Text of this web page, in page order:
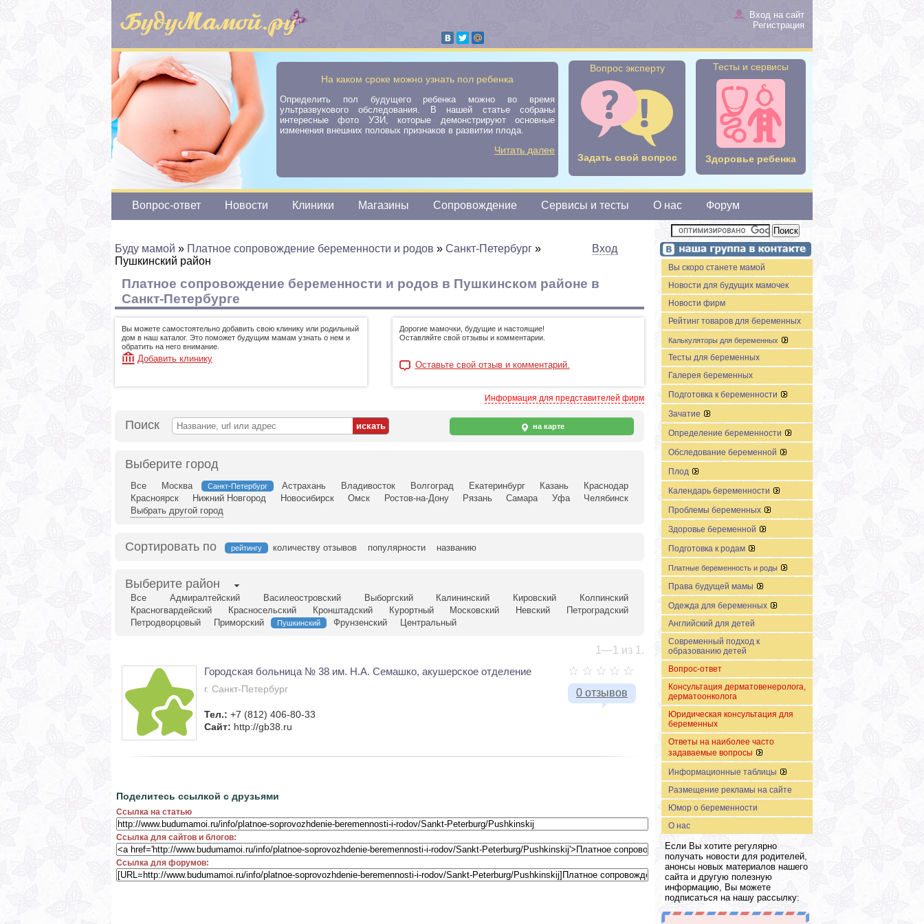
Вход на сайт
Регистрация
На каком сроке можно узнать пол ребенка
Определить пол будущего ребенка можно во время
ультразвукового обследования. В нашей статье собраны
интересные фото УЗИ, которые демонстрируют основные
изменения внешних половых признаков в развитии плода.
Читать далее
Вопрос эксперту
Задать свой вопрос
Тесты и сервисы
Здоровье ребенка
Вопрос-ответ Новости Клиники Магазины Сопровождение Сервисы и тесты О нас Форум
Буду мамой » Платное сопровождение беременности и родов » Санкт-Петербург »
Пушкинский район
Вход
Платное сопровождение беременности и родов в Пушкинском районе в
Санкт-Петербурге
Вы можете самостоятельно добавить свою клинику или родильный
дом в наш каталог. Это поможет будущим мамам узнать о нем и
обратить на него внимание.
Добавить клинику
Дорогие мамочки, будущие и настоящие!
Оставляйте свой отзывы и комментарии.
Оставьте свой отзыв и комментарий.
Информация для представителей фирм
Поиск на карте
Выберите город
Все Москва Санкт-Петербург Астрахань Владивосток Волгоград Екатеринбург Казань
Краснодар
Красноярск
Нижний Новгород Новосибирск Омск Ростов-на-Дону Рязань Самара Уфа
Челябинск
Выбрать другой город
Сортировать по рейтингу количеству отзывов популярности названию
Выберите район
Все Адмиралтейский Василеостровский Выборгский Калининский Кировский
Колпинский
Красногвардейский
Красносельский Кронштадский Курортный Московский Невский
Петроградский
Петродворцовый
Приморский Пушкинский Фрунзенский Центральный
1—1 из 1.
0 отзывов
Городская больница № 38 им. Н.А. Семашко, акушерское отделение
г. Санкт-Петербург
Тел.: +7 (812) 406-80-33
Сайт: http://gb38.ru
Поделитесь ссылкой с друзьями
Ссылка на статью
Ссылка для сайтов и блогов:
Ссылка для форумов:
Вы скоро станете мамой
Новости для будущих мамочек
Новости фирм
Рейтинг товаров для беременных
Калькуляторы для беременных
Тесты для беременных
Галерея беременных
Подготовка к беременности
Зачатие
Определение беременности
Обследование беременной
Плод
Календарь беременности
Проблемы беременных
Здоровье беременной
Подготовка к родам
Платные беременность и роды
Права будущей мамы
Одежда для беременных
Английский для детей
Современный подход к
образованию детей
Вопрос-ответ
Консультация дерматовенеролога,
дерматоонколога
Юридическая консультация для
беременных
Ответы на наиболее часто
задаваемые вопросы
Информационные таблицы
Размещение рекламы на сайте
Юмор о беременности
О нас
Если Вы хотите регулярно
получать новости для родителей,
анонсы новых материалов нашего
сайта и другую полезную
информацию, Вы можете
подписаться на нашу рассылку: